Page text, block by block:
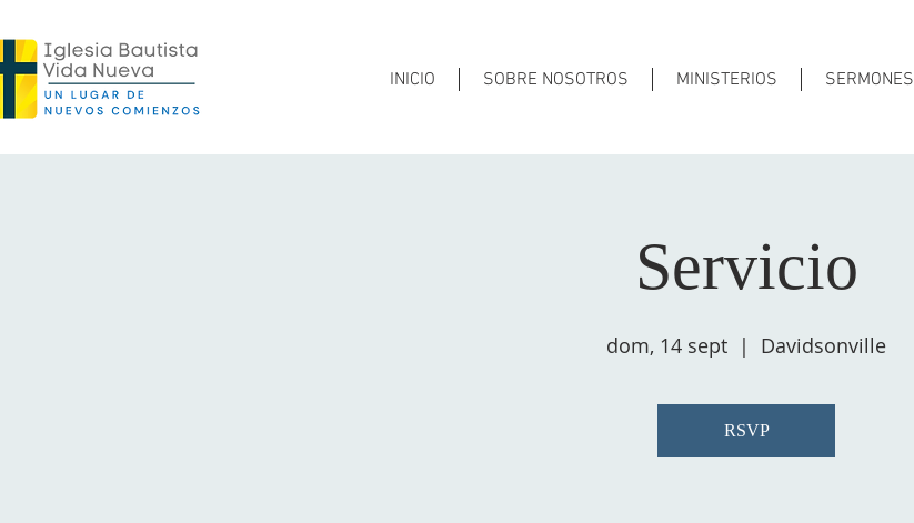
INICIO SOBRE NOSOTROS MINISTERIOS SERMONES
Servicio
dom, 14 sept
  |
Davidsonville
RSVP